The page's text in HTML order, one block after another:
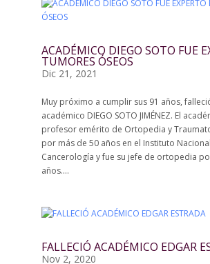
ACADÉMICO DIEGO SOTO FUE
TUMORES ÓSEOS
Dic 21, 2021
Muy próximo a cumplir sus 91 años,
académico DIEGO SOTO JIMÉNEZ. El
profesor emérito de Ortopedia y
por más de 50 años en el Instituto
Cancerología y fue su jefe de ortopedia
años....
FALLECIÓ ACADÉMICO EDGAR
Nov 2, 2020